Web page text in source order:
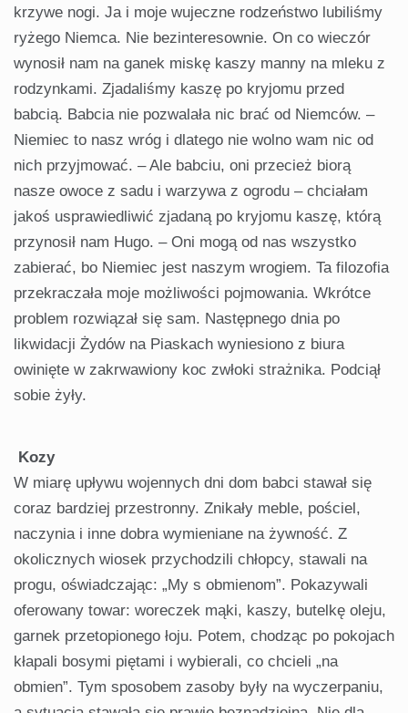
krzywe nogi. Ja i moje wujeczne rodzeństwo lubiliśmy
ryżego Niemca. Nie bezinteresownie. On co wieczór
wynosił nam na ganek miskę kaszy manny na mleku z
rodzynkami. Zjadaliśmy kaszę po kryjomu przed
babcią. Babcia nie pozwalała nic brać od Niemców. –
Niemiec to nasz wróg i dlatego nie wolno wam nic od
nich przyjmować. – Ale babciu, oni przecież biorą
nasze owoce z sadu i warzywa z ogrodu – chciałam
jakoś usprawiedliwić zjadaną po kryjomu kaszę, którą
przynosił nam Hugo. – Oni mogą od nas wszystko
zabierać, bo Niemiec jest naszym wrogiem. Ta filozofia
przekraczała moje możliwości pojmowania. Wkrótce
problem rozwiązał się sam. Następnego dnia po
likwidacji Żydów na Piaskach wyniesiono z biura
owinięte w zakrwawiony koc zwłoki strażnika. Podciął
sobie żyły.
Kozy
W miarę upływu wojennych dni dom babci stawał się
coraz bardziej przestronny. Znikały meble, pościel,
naczynia i inne dobra wymieniane na żywność. Z
okolicznych wiosek przychodzili chłopcy, stawali na
progu, oświadczając: „My s obmienom”. Pokazywali
oferowany towar: woreczek mąki, kaszy, butelkę oleju,
garnek przetopionego łoju. Potem, chodząc po pokojach
kłapali bosymi piętami i wybierali, co chcieli „na
obmien”. Tym sposobem zasoby były na wyczerpaniu,